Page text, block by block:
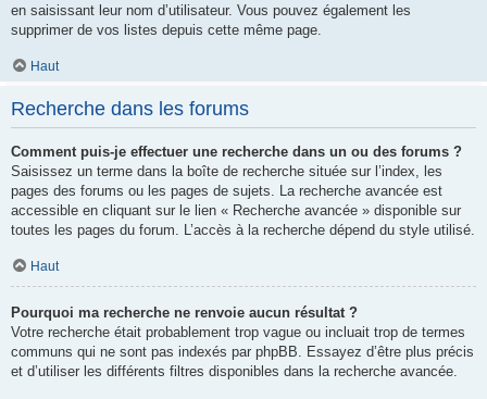
en saisissant leur nom d’utilisateur. Vous pouvez également les
supprimer de vos listes depuis cette même page.
Haut
Recherche dans les forums
Comment puis-je effectuer une recherche dans un ou des forums ?
Saisissez un terme dans la boîte de recherche située sur l’index, les
pages des forums ou les pages de sujets. La recherche avancée est
accessible en cliquant sur le lien « Recherche avancée » disponible sur
toutes les pages du forum. L’accès à la recherche dépend du style utilisé.
Haut
Pourquoi ma recherche ne renvoie aucun résultat ?
Votre recherche était probablement trop vague ou incluait trop de termes
communs qui ne sont pas indexés par phpBB. Essayez d’être plus précis
et d’utiliser les différents filtres disponibles dans la recherche avancée.